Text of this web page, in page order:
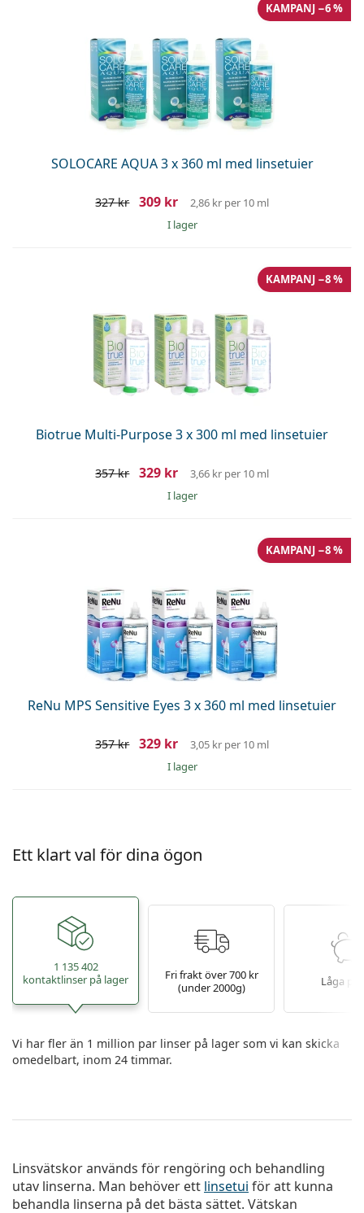
SOLOCARE AQUA 3 x 360 ml med linsetuier
KAMPANJ −6 %
327 kr 309 kr 2,86 krper 10 ml
I lager
Biotrue Multi-Purpose 3 x 300 ml med linsetuier
KAMPANJ −8 %
357 kr 329 kr 3,66 krper 10 ml
I lager
ReNu MPS Sensitive Eyes 3 x 360 ml med linsetuier
KAMPANJ −8 %
357 kr 329 kr 3,05 krper 10 ml
I lager
Ett klart val för dina ögon
1 135 402
kontaktlinser på lager
Fri frakt över 700 kr
(under 2000g)
Låga
Vi har fler än 1 million par linser på lager som vi kan skicka
omedelbart, inom 24 timmar.
Linsvätskor används för rengöring och behandling
utav linserna. Man behöver ett linsetui för att kunna
behandla linserna på det bästa sättet. Vätskan